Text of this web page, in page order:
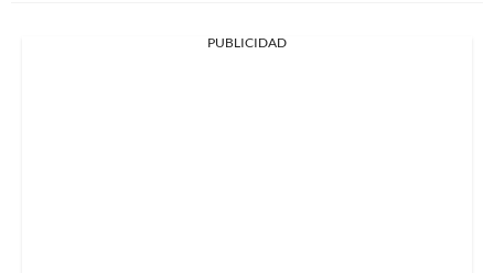
PUBLICIDAD